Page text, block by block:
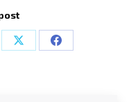
Share
Share